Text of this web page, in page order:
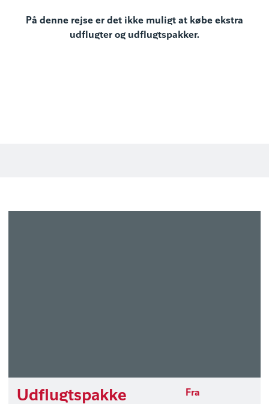
På denne rejse er det ikke muligt at købe ekstra
udflugter og udflugtspakker.
Udflugtspakke Fra